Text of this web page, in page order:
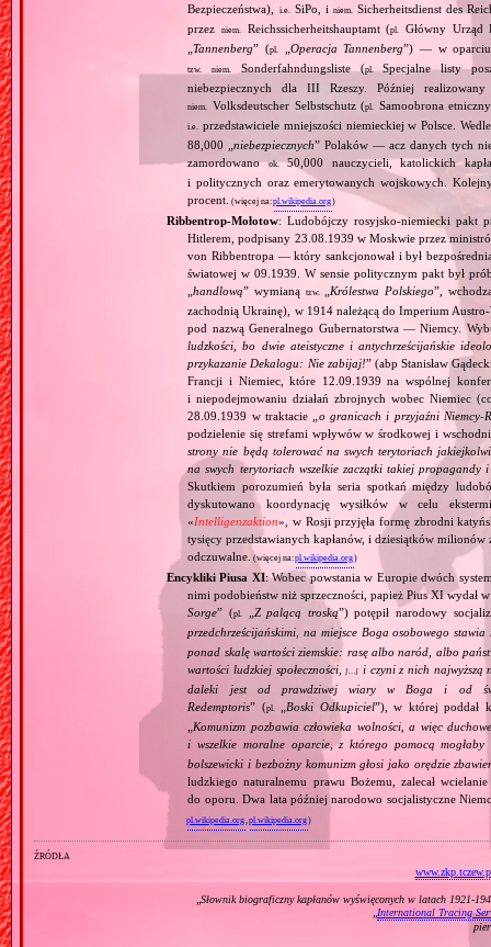
Bezpieczeństwa),
i.e. SiPo, i niem. Sicherheitsdienst des
przezniem. Reichssicherheitshauptamt (pl.
Główny Urząd
„Tannenberg” (pl. Operacja Tannenberg”) — w oparciu
tzw. niem. Sonderfahndungsliste (pl.
Specjalne listy
niebezpiecznych dla III Rzeszy. Później
niem. Volksdeutscher Selbstschutz (pl. Samoobrona
i.e. przedstawiciele mniejszości niemieckiej w Polsce.
88,000 „niebezpiecznych” Polaków — acz danych tych
zamordowanook.50,000 nauczycieli, katolickich
i politycznych oraz emerytowanych wojskowych.
procent. (więcej na:pl.wikipedia.org)
Ribbentrop‐Mołotow: Ludobójczy rosyjsko‐niemiecki pakt
Hitlerem, podpisany 23.08.1939 w Moskwie przez
von Ribbentropa — który sankcjonował i był
światowej w 09.1939. W sensie politycznym pakt był
„handlową” wymianą tzw. Królestwa Polskiego”,
zachodnią Ukrainę), w 1914 należącą do Imperium
pod nazwą Generalnego Gubernatorstwa — Niemcy.
ludzkości, bo dwie ateistyczne i antychrześcijańskie
przykazanie Dekalogu: Nie zabijaj!” (abp Stanisław
Francji i Niemiec, które 12.09.1939 na wspólnej
i niepodejmowaniu działań zbrojnych wobec Niemiec
28.09.1939 w traktacie „ o granicach i przyjaźni
podzielenie się strefami wpływów w środkowej i
strony nie będą tolerować na swych terytoriach
na swych terytoriach wszelkie zaczątki takiej
Skutkiem porozumień była seria spotkań między
dyskutowano koordynację wysiłków w celu
«Intelligenzaktion», w Rosji przyjęła formę zbrodni
tysięcy przedstawianych kapłanów, i dziesiątków
odczuwalne. (więcej na:pl.wikipedia.org)
Encykliki Piusa XI: Wobec powstania w Europie dwóch
nimi podobieństw niż sprzeczności, papież Pius XI
Sorge” (pl. Z palącą troską”) potępił narodowy
przedchrześcijańskimi, na miejsce Boga osobowego
ponad skalę wartości ziemskie: rasę albo naród, albo
wartości ludzkiej społeczności,[…] i czyni z nich najwyższą
daleki jest od prawdziwej wiary w Boga i od
Redemptoris” (pl. Boski Odkupiciel”), w której poddał
Komunizm pozbawia człowieka wolności, a więc
i wszelkie moralne oparcie, z którego pomocą
bolszewicki i bezbożny komunizm głosi jako orędzie
ludzkiego naturalnemu prawu Bożemu, zalecał
do oporu. Dwa lata później narodowo socjalistyczne
pl.wikipedia.org,pl.wikipedia.org)
źródła
Słownik biograficzny kapłanów wyświęconych w latach
International Tracing